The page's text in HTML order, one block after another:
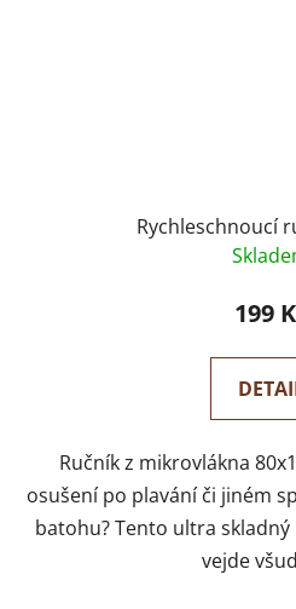
Rychleschnoucí
199
Ručník z mikrovlákna
osušení po plavání či jiném
batohu? Tento ultra
vejde